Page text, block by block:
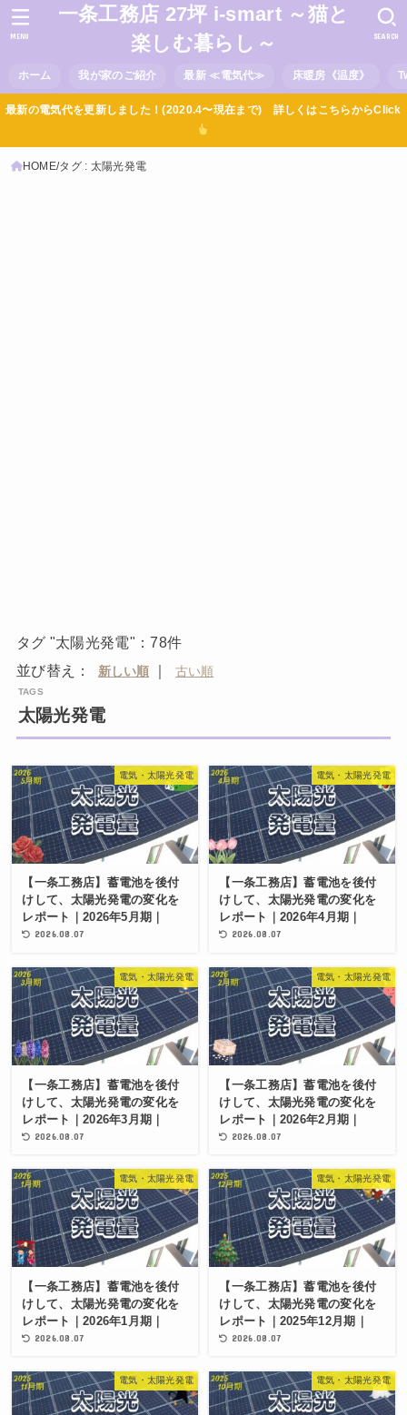
一条工務店 27坪 i-smart ～猫と
楽しむ暮らし～
ホーム 我が家のご紹介 最新 ≪電気代≫ 床暖房《温度》
SEARCH
MENU
最新の電気代を更新しました！(2020.4〜現在まで) 詳しくはこちらからClick
HOME タグ : 太陽光発電
タグ "太陽光発電"：78件
並び替え：
｜
太陽光発電
電気・太陽光発電
【一条工務店】蓄電池を後付
けして、太陽光発電の変化を
レポート｜2026年5月期｜
2026.08.07
電気・太陽光発電
【一条工務店】蓄電池を後付
けして、太陽光発電の変化を
レポート｜2026年4月期｜
2026.08.07
電気・太陽光発電
【一条工務店】蓄電池を後付
けして、太陽光発電の変化を
レポート｜2026年3月期｜
2026.08.07
電気・太陽光発電
【一条工務店】蓄電池を後付
けして、太陽光発電の変化を
レポート｜2026年2月期｜
2026.08.07
電気・太陽光発電
【一条工務店】蓄電池を後付
けして、太陽光発電の変化を
レポート｜2026年1月期｜
2026.08.07
電気・太陽光発電
【一条工務店】蓄電池を後付
けして、太陽光発電の変化を
レポート｜2025年12月期｜
2026.08.07
電気・太陽光発電 電気・太陽光発電